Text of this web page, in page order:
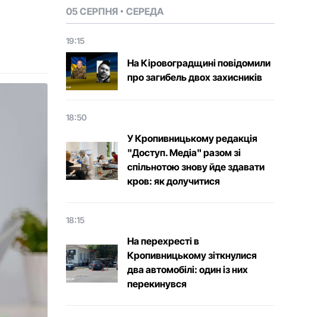
05 СЕРПНЯ СЕРЕДА
19:15
На Кіровоградщині повідомили
про загибель двох захисників
18:50
У Кропивницькому редакція
"Доступ. Медіа" разом зі
спільнотою знову йде здавати
кров: як долучитися
18:15
На перехресті в
Кропивницькому зіткнулися
два автомобілі: один із них
перекинувся